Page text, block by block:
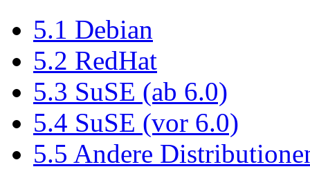
5.1 Debian
5.2 RedHat
5.3 SuSE (ab 6.0)
5.4 SuSE (vor 6.0)
5.5 Andere